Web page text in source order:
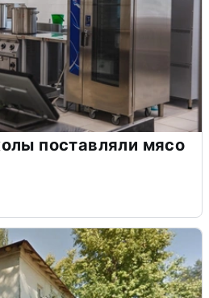
поставляли мясо